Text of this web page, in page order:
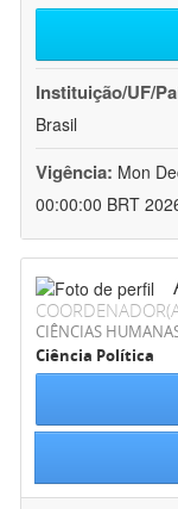
Instituição/UF/
Brasil
Vigência: Mon
00:00:00 BRT
CIÊNCIAS
Ciência Política